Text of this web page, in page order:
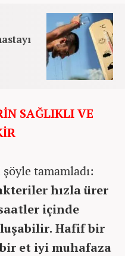
SAĞLIKLI VE
tamamladı:
hızla ürer
içinde
Hafif bir
et iyi muhafaza